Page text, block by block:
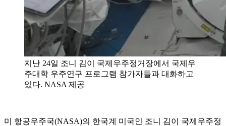
지난 24일 조니 김이 국제우주정거장에서 국제우
주대학 우주연구 프로그램 참가자들과 대화하고
있다. NASA 제공
미 항공우주국(NASA)의 한국계 미국인 조니 김이 국제우주정